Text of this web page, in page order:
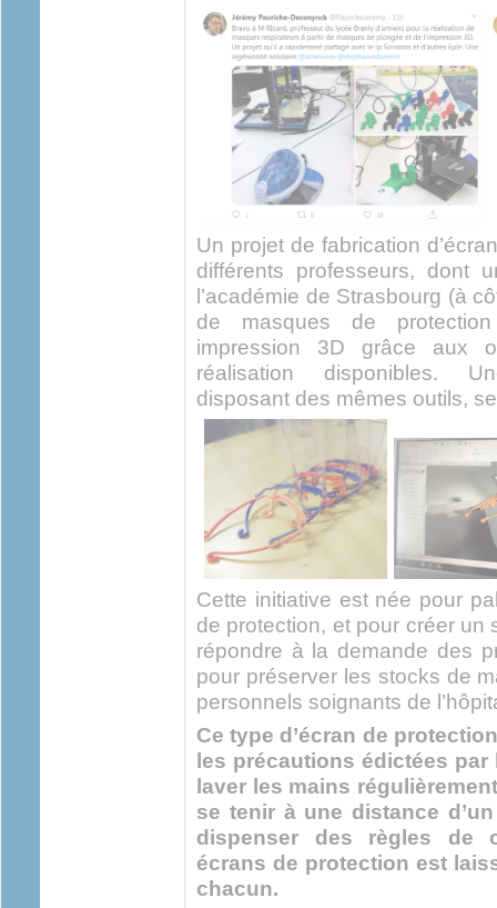
Un projet de fabrication
différents professeurs, dont
l’académie de Strasbourg (à
de masques de
impression 3D grâce aux
réalisation disponibles.
disposant des mêmes outils,
Cette initiative est née pour
de protection, et pour créer un
répondre à la demande des
pour préserver les stocks de
personnels soignants de
Ce type d’écran de
les précautions édictées par
laver les mains
se tenir à une distance
dispenser des règles de
écrans de protection est
chacun.